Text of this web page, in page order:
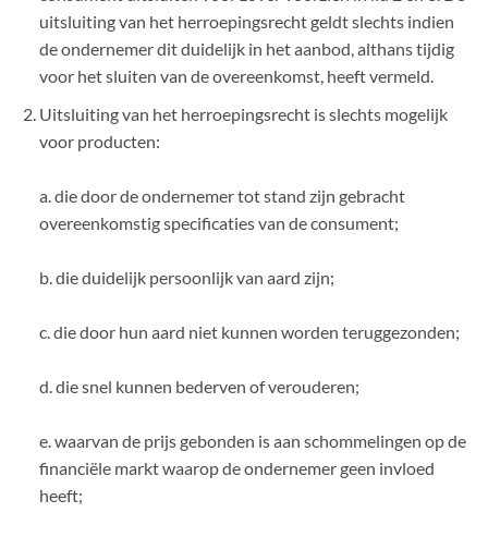
uitsluiting van het herroepingsrecht geldt slechts indien
de ondernemer dit duidelijk in het aanbod, althans tijdig
voor het sluiten van de overeenkomst, heeft vermeld.
Uitsluiting van het herroepingsrecht is slechts mogelijk
voor producten:
a. die door de ondernemer tot stand zijn gebracht
overeenkomstig specificaties van de consument;
b. die duidelijk persoonlijk van aard zijn;
c. die door hun aard niet kunnen worden teruggezonden;
d. die snel kunnen bederven of verouderen;
e. waarvan de prijs gebonden is aan schommelingen op de
financiële markt waarop de ondernemer geen invloed
heeft;